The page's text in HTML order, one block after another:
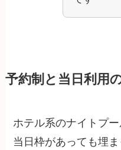
予約制と当日利用
ホテル系のナイトプ
当日枠があっても埋